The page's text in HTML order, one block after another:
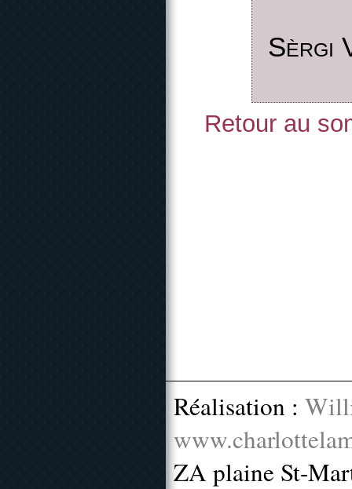
Sèrgi
Retour au
Réalisation :
ZA plaine St-